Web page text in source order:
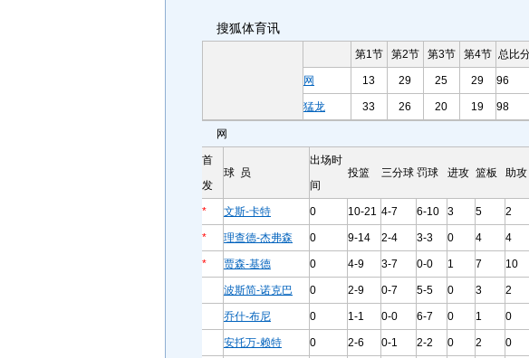
搜狐体育讯
第1节 第2节 第3节 第4节 总比
网 13 29 25 29 96
猛龙 33 26 20 19 98
网
首
发
球 员
出场时
间
投篮 三分球 罚球 进攻 篮板 助攻
* 文斯-卡特 0 10-21 4-7 6-10 3 5 2
* 理查德-杰弗森 0 9-14 2-4 3-3 0 4 4
* 贾森-基德 0 4-9 3-7 0-0 1 7 10
波斯简-诺克巴 0 2-9 0-7 5-5 0 3 2
乔什-布尼 0 1-1 0-0 6-7 0 1 0
安托万-赖特 0 2-6 0-1 2-2 0 2 0